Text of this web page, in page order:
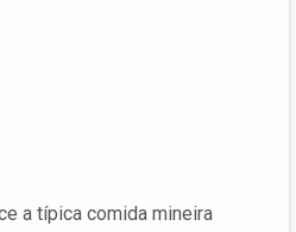
a típica comida mineira